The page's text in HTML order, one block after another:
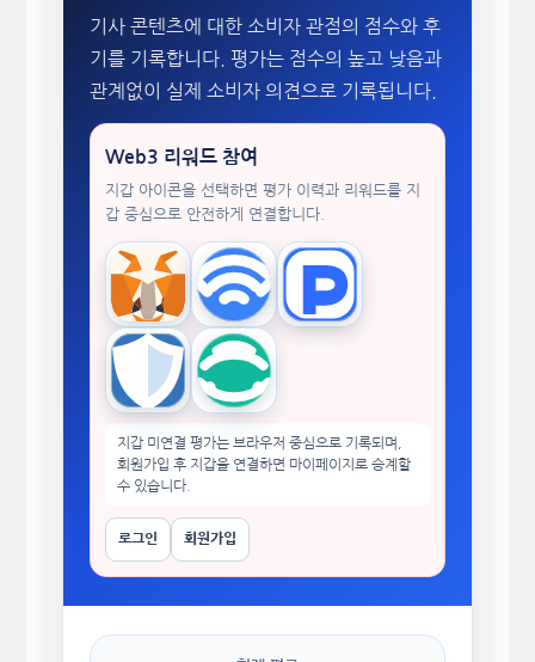
기사 콘텐츠에 대한 소비자 관점의 점수와 후
기를 기록합니다. 평가는 점수의 높고 낮음과
관계없이 실제 소비자 의견으로 기록됩니다.
Web3 리워드 참여
지갑 아이콘을 선택하면 평가 이력과 리워드를 지
갑 중심으로 안전하게 연결합니다.
MetaMask WalletConnectTokenPocket
Trust Wallet imToken
지갑 미연결 평가는 브라우저 중심으로 기록되며,
회원가입 후 지갑을 연결하면 마이페이지로 승계할
수 있습니다.
로그인 회원가입